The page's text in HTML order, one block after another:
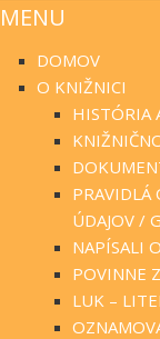
MENU
DOMOV
O KNIŽNICI
HISTÓRIA
PRAVIDLÁ
ÚDAJOV /
NAPÍSALI
POVINNE
LUK –